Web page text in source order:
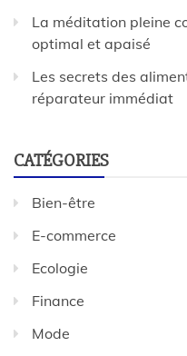
La méditation pleine
optimal et apaisé
Les secrets des
réparateur immédiat
CATÉGORIES
Bien-être
E-commerce
Ecologie
Finance
Mode